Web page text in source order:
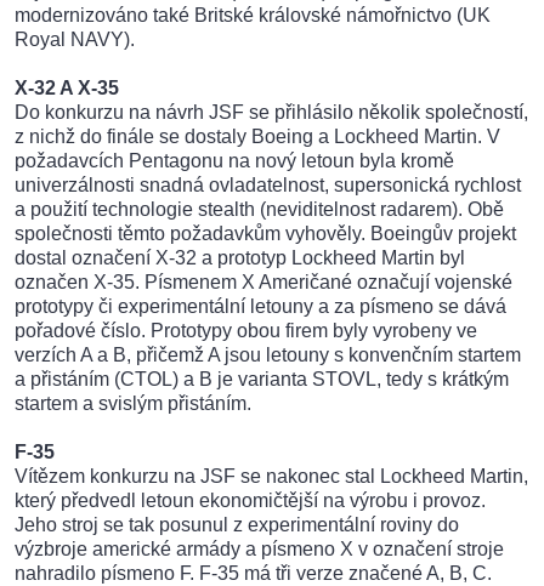
modernizováno také Britské královské námořnictvo (UK
Royal NAVY).
X-32 A X-35
Do konkurzu na návrh JSF se přihlásilo několik společností,
z nichž do finále se dostaly Boeing a Lockheed Martin. V
požadavcích Pentagonu na nový letoun byla kromě
univerzálnosti snadná ovladatelnost, supersonická rychlost
a použití technologie stealth (neviditelnost radarem). Obě
společnosti těmto požadavkům vyhověly. Boeingův projekt
dostal označení X-32 a prototyp Lockheed Martin byl
označen X-35. Písmenem X Američané označují vojenské
prototypy či experimentální letouny a za písmeno se dává
pořadové číslo. Prototypy obou firem byly vyrobeny ve
verzích A a B, přičemž A jsou letouny s konvenčním startem
a přistáním (CTOL) a B je varianta STOVL, tedy s krátkým
startem a svislým přistáním.
F-35
Vítězem konkurzu na JSF se nakonec stal Lockheed Martin,
který předvedl letoun ekonomičtější na výrobu i provoz.
Jeho stroj se tak posunul z experimentální roviny do
výzbroje americké armády a písmeno X v označení stroje
nahradilo písmeno F. F-35 má tři verze značené A, B, C.